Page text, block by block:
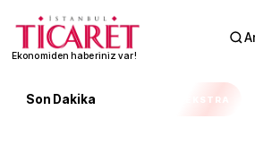
Ekonomiden haberiniz var!
Son Dakika EKSTRA